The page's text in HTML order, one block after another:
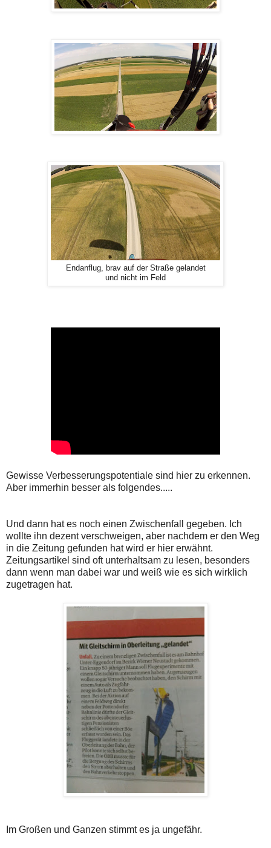
Endanflug, brav auf der Straße gelandet
und nicht im Feld
Gewisse Verbesserungspotentiale sind hier zu erkennen.
Aber immerhin besser als folgendes.....
Und dann hat es noch einen Zwischenfall gegeben. Ich
wollte ihn dezent verschweigen, aber nachdem er den Weg
in die Zeitung gefunden hat wird er hier erwähnt.
Zeitungsartikel sind oft unterhaltsam zu lesen, besonders
dann wenn man dabei war und weiß wie es sich wirklich
zugetragen hat.
Im Großen und Ganzen stimmt es ja ungefähr.